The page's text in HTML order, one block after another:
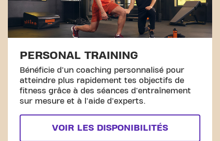
PERSONAL TRAINING
Bénéficie d'un coaching personnalisé pour
atteindre plus rapidement tes objectifs de
fitness grâce à des séances d'entraînement
sur mesure et à l'aide d'experts.
VOIR LES DISPONIBILITÉS